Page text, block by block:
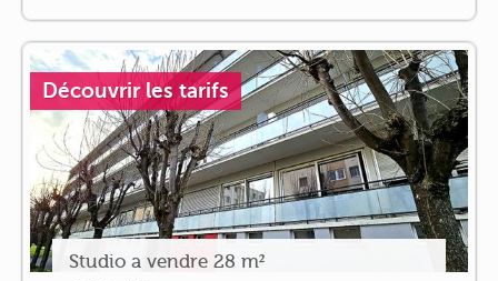
Découvrir les tarifs
Studio a vendre 28 m²